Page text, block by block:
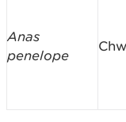
Anas
penelope